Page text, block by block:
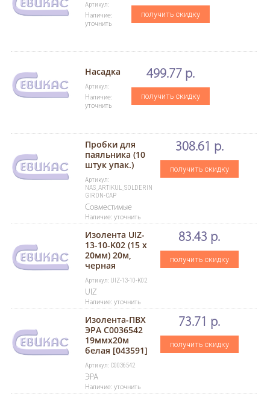
Артикул:
Наличие:
уточнить
получить скидку
Насадка
Артикул:
Наличие:
уточнить
499.77 р.
получить скидку
Пробки для
паяльника (10
штук упак.)
Артикул:
NAS_ARTIKUL_SOLDERIN
GIRON-CAP
Совместимые
Наличие: уточнить
308.61 р.
получить скидку
Изолента UIZ-
13-10-K02 (15 х
20мм) 20м,
черная
Артикул: UIZ-13-10-K02
UIZ
Наличие: уточнить
83.43 р.
получить скидку
Изолента-ПВХ
ЭРА C0036542
19ммх20м
белая [043591]
Артикул: C0036542
ЭРА
Наличие: уточнить
73.71 р.
получить скидку